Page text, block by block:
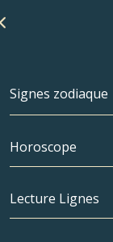
Signes zodiaque
Signes
Capricorne
Horoscope
Lecture Lignes